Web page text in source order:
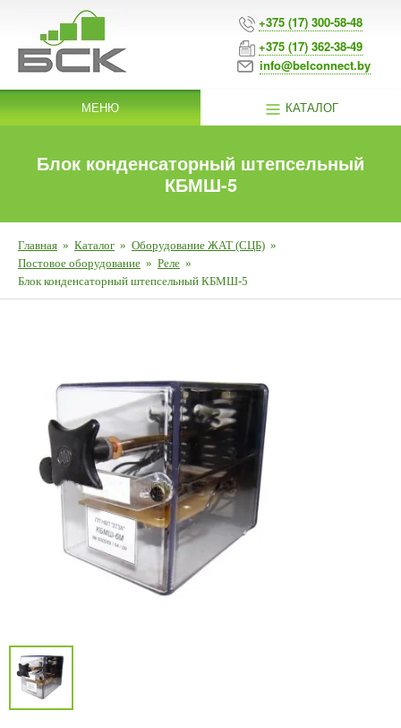
+375 (17) 300-58-48
+375 (17) 362-38-49
info@belconnect.by
МЕНЮ КАТАЛОГ
Блок конденсаторный штепсельный
КБМШ-5
Главная » Каталог » Оборудование ЖАТ (СЦБ) »
Постовое оборудование » Реле »
Блок конденсаторный штепсельный КБМШ-5